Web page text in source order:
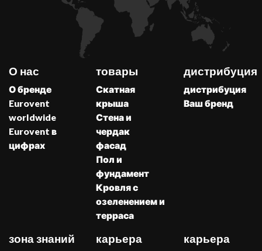
О нас
О бренде
Eurovent
worldwide
Eurovent в
цифрах
товары
Скатная
крыша
Стена и
чердак
фасад
Пол и
фундамент
Кровля с
озеленением и
терраса
дистрибуция
дистрибуция
Ваш бренд
зона знаний карьера карьера